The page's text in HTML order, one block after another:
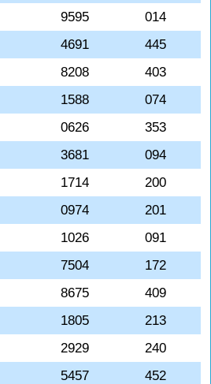
9595
014
4691
445
8208
403
1588
074
0626
353
3681
094
1714
200
0974
201
1026
091
7504
172
8675
409
1805
213
2929
240
5457
452